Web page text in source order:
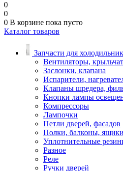
0
0
0 В корзине пока пусто
Каталог товаров
Запчасти для
Вентиляторы,
Заслонки, клапана
Испарители,
Клапаны шредера,
Кнопки лампы
Компрессоры
Лампочки
Петли дверей, фасадов
Полки, балконы,
Уплотнительные
Разное
Реле
Ручки дверей